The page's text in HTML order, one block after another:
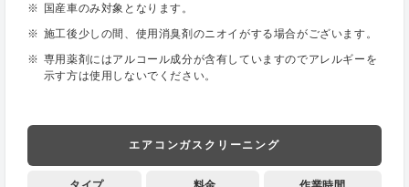
国産車のみ対象となります。
施工後少しの間、使用消臭剤のニオイがする場合がございます。
専用薬剤にはアルコール成分が含有していますのでアレルギーを
示す方は使用しないでください。
エアコンガスクリーニング